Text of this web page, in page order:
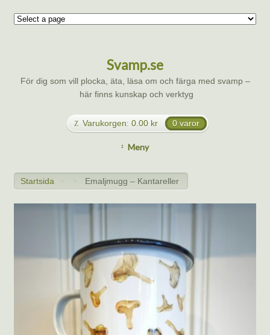
Svamp.se
För dig som vill plocka, äta, läsa om och färga med svamp –
här finns kunskap och verktyg
Varukorgen: 0.00 kr 0 varor
Meny
Startsida > > Emaljmugg – Kantareller